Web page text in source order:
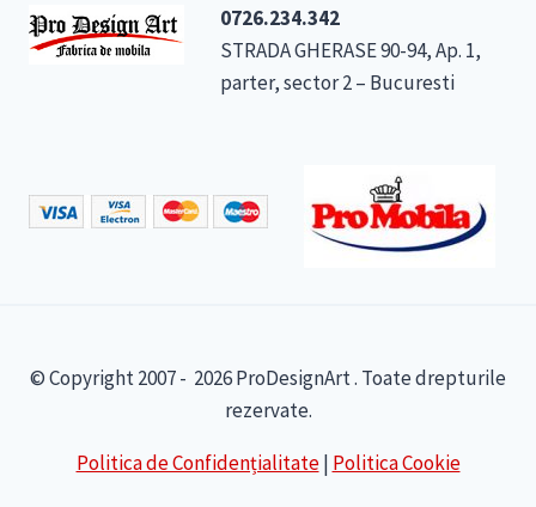
0726.234.342
STRADA GHERASE 90-94, Ap. 1,
parter, sector 2 – Bucuresti
© Copyright 2007 - 2026 ProDesignArt . Toate drepturile
rezervate.
Politica de Confidențialitate| Politica Cookie